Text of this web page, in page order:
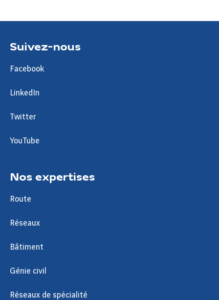
Suivez-nous
Facebook
LinkedIn
Twitter
YouTube
Nos expertises
Route
Réseaux
Bâtiment
Génie civil
Réseaux de spécialité